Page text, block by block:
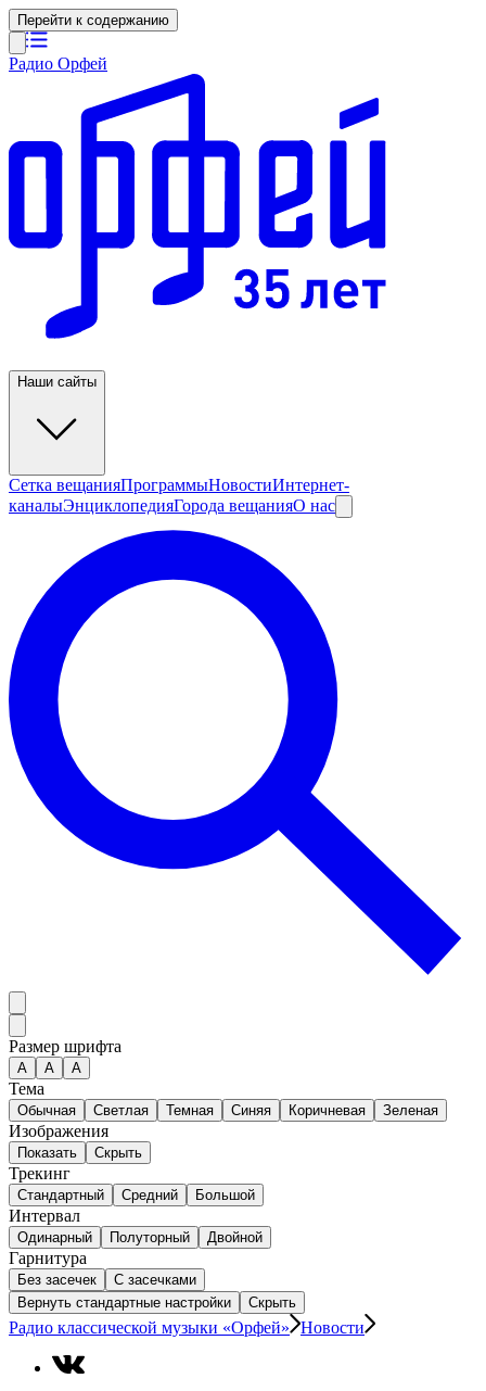
Перейти к содержанию
Радио Орфей
Наши сайты
Сетка вещанияПрограммыНовостиИнтернет-
каналыЭнциклопедияГорода вещанияО нас
Размер шрифта
А A A
Тема
Обычная Светлая Темная Синяя Коричневая Зеленая
Изображения
Показать Скрыть
Трекинг
Стандартный Средний Большой
Интервал
Одинарный Полуторный Двойной
Гарнитура
Без засечек
С засечками
Вернуть стандартные настройки
Скрыть
Радио классической музыки «Орфей» Новости